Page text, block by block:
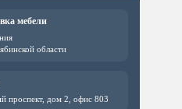
мебели
области
проспект, дом 2, офис 803